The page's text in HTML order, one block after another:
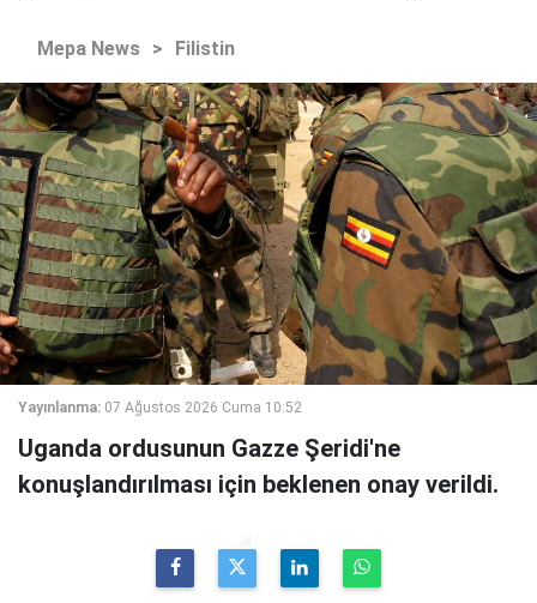
Mepa News > Filistin
Yayınlanma: 07 Ağustos 2026 Cuma 10:52
Uganda ordusunun Gazze Şeridi'ne
konuşlandırılması için beklenen onay verildi.